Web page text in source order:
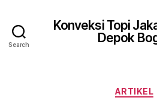
Search
Konveksi Topi
Depok
ARTIKEL